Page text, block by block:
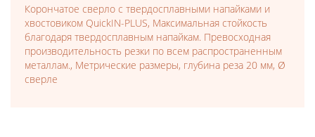
Корончатое сверло с твердосплавными напайками и
хвостовиком QuickIN-PLUS, Максимальная стойкость
благодаря твердосплавным напайкам. Превосходная
производительность резки по всем распространенным
металлам., Метрические размеры, глубина реза 20 мм, Ø
сверле